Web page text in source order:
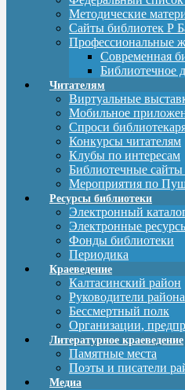
Методические
Сайты библиотек Р
Профессиональные
Современная
Библиотечное
Читателям
Виртуальные
Мобильное
Спроси
Конкурсы читателям
Клубы по интересам
Библиотечные
Мероприятия по
Ресурсы библиотеки
Электронный
Электронные
Фонды библиотеки
Периодика
Краеведение
Калтасинский район
Руководители района
Бессмертный полк
Организации,
Литературное краеведение
Памятные места
Поэты и писатели
Медиа